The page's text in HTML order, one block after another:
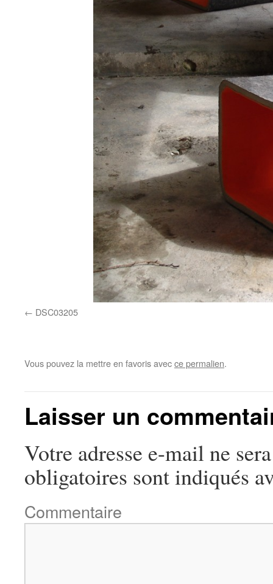
DSC03205
Vous pouvez la mettre en favoris avecce permalien.
Laisser un
Votre adresse e-mail ne
obligatoires sont indiqués
Commentaire